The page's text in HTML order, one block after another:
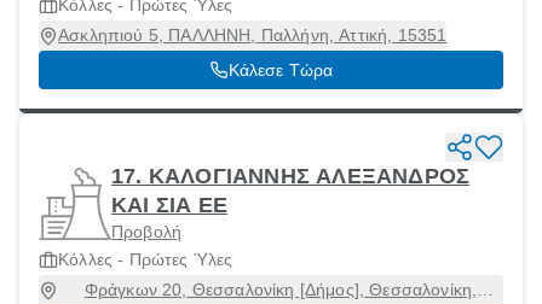
Κόλλες - Πρώτες Ύλες
Ασκληπιού 5, ΠΑΛΛΗΝΗ, Παλλήνη, Αττική, 15351
Κάλεσε Τώρα
17. ΚΑΛΟΓΙΑΝΝΗΣ ΑΛΕΞΑΝΔΡΟΣ
ΚΑΙ ΣΙΑ EE
Προβολή
Κόλλες - Πρώτες Ύλες
Φράγκων 20, Θεσσαλονίκη [Δήμος], Θεσσαλονίκη,